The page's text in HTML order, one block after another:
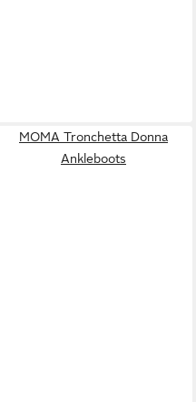
MOMA Tronchetta Donna
Ankleboots